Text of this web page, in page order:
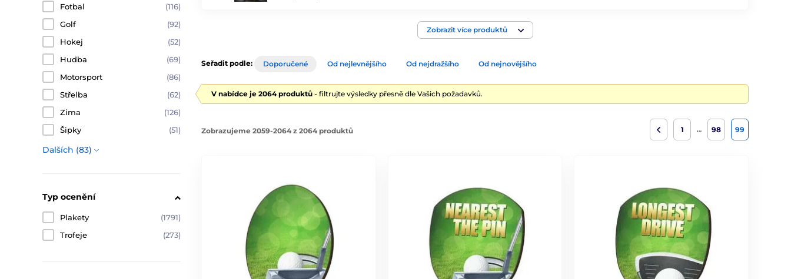
Zobrazit více produktů
Fotbal
(116)
Golf
(92)
Hokej
(52)
Hudba
(69)
Motorsport
(86)
Střelba
(62)
Zima
(126)
Šipky
(51)
Dalších (83)
Typ ocenění
Plakety
(1791)
Trofeje
(273)
Seřadit podle: Doporučené Od nejlevnějšího Od nejdražšího Od nejnovějšího
V nabídce je 2064 produktů - filtrujte výsledky přesně dle Vašich požadavků.
Zobrazujeme 2059-2064 z 2064 produktů 1 … 98 99